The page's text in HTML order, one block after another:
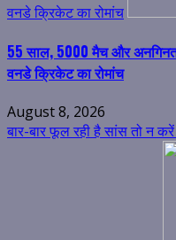
वनडे क्रिकेट का रोमांच
55 साल, 5000 मैच और अनगिनत
वनडे क्रिकेट का रोमांच
August 8, 2026
बार-बार फूल रही है सांस तो न